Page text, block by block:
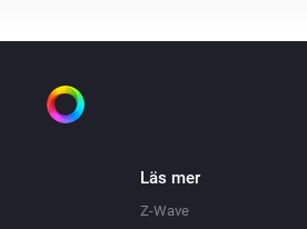
Läs mer
Z-Wave